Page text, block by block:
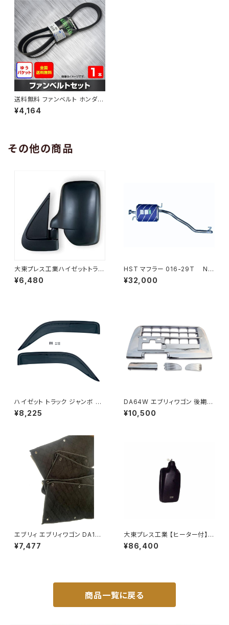
送料無料 ファンベルト ホンダ
エディックス 型式BE4 H16.07
～H21.08 （国内トップメーカ
¥4,164
その他の商品
大東プレス工業ハイゼットトラッ
ク S201C S211C S201P S211
Pサイドミラー/ドアミラー (助手
¥6,480
HST マフラー 016-29T NV
350キャラバン VR2E26 ニッサ
ン 本体オールステンレス 車検
¥32,000
ハイゼット トラック ジャンボ S5
00P S510P S500 S510 系 ワ
イド ドアバイザー止め具付ピク
¥8,225
DA64W エブリィワゴン 後期型
平成22年5月～ フロント バンパ
ー メッキ グリル セット PZター
¥10,500
エブリィ エブリィワゴン DA17V
DA17W サンシェード エブリー
マルチサンシェード 車種専用 8
¥7,477
大東プレス工業 【ヒーター付】ハ
イウェイリモコンミラー DI-722
1CXE
¥86,400
商品一覧に戻る